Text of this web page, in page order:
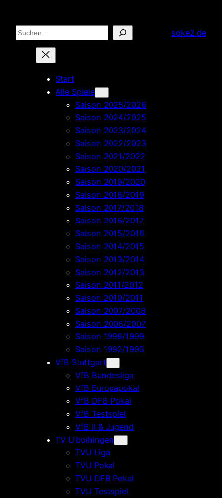
Inhalt
springen
Suchen soke2.de
Start
Alle Spiele
Saison 2025/2026
Saison 2024/2025
Saison 2023/2024
Saison 2022/2023
Saison 2021/2022
Saison 2020/2021
Saison 2019/2020
Saison 2018/2019
Saison 2017/2018
Saison 2016/2017
Saison 2015/2016
Saison 2014/2015
Saison 2013/2014
Saison 2012/2013
Saison 2011/2012
Saison 2010/2011
Saison 2007/2008
Saison 2006/2007
Saison 1998/1999
Saison 1992/1993
VfB Stuttgart
VfB Bundesliga
VfB Europapokal
VfB DFB Pokal
VfB Testspiel
VfB II & Jugend
TV U’boihingen
TVU Liga
TVU Pokal
TVU DFB Pokal
TVU Testspiel